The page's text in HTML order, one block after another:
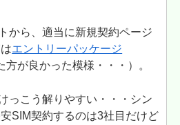
から、適当に新規契約ページ
エントリーパッケージ
方が良かった模様・・・）。
っこう解りやすい・・・シン
SIM契約するのは3社目だけど